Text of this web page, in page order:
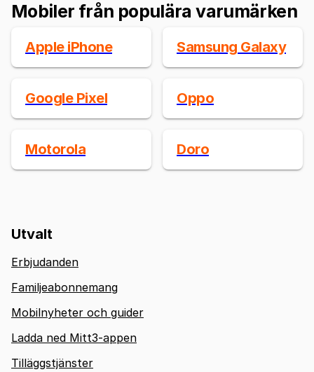
Mobiler från populära varumärken
Apple iPhone Samsung Galaxy
Google Pixel Oppo
Motorola Doro
Utvalt
Erbjudanden
Familjeabonnemang
Mobilnyheter och guider
Ladda ned Mitt3-appen
Tilläggstjänster